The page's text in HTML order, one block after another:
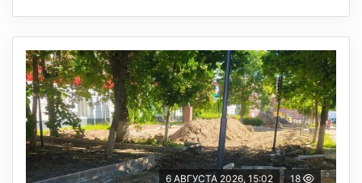
6 АВГУСТА 2026, 15:02 18